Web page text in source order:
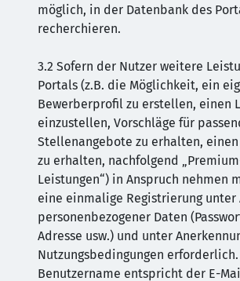
möglich, in der Datenbank des
recherchieren.
3.2 Sofern der Nutzer weitere
Portals (z.B. die Möglichkeit, ein
Bewerberprofil zu erstellen, einen
einzustellen, Vorschläge für
Stellenangebote zu erhalten,
zu erhalten, nachfolgend
Leistungen“) in Anspruch nehmen
eine einmalige Registrierung unter
personenbezogener Daten
Adresse usw.) und unter
Nutzungsbedingungen erforderlich.
Benutzername entspricht der E-